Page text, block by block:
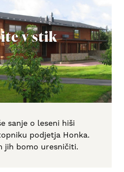
v stik
sanje o leseni hiši
podjetja Honka.
jih bomo uresničiti.